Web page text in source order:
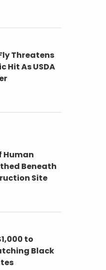
Threatens
Hit As USDA
Human
Beneath
Site
to
Black